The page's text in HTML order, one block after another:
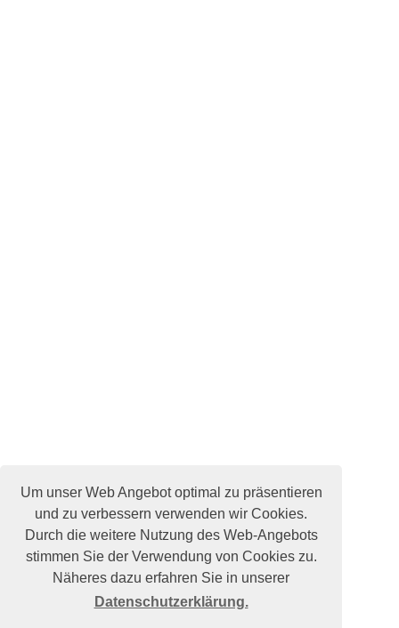
Um unser Web Angebot optimal zu präsentieren
und zu verbessern verwenden wir Cookies.
Durch die weitere Nutzung des Web-Angebots
stimmen Sie der Verwendung von Cookies zu.
Näheres dazu erfahren Sie in unserer
Datenschutzerklärung.